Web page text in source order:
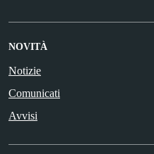
NOVITÀ
Notizie
Comunicati
Avvisi